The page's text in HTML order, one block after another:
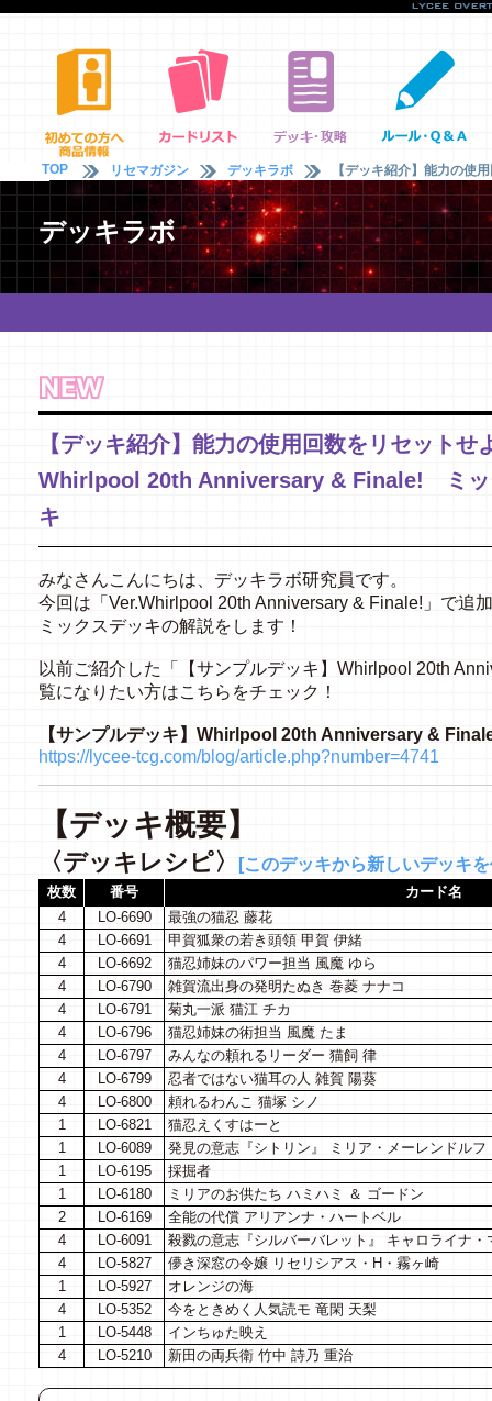
TOP リセマガジン デッキラボ 【デッキ紹介】能力の
デッキラボ
【デッキ紹介】能力の使用回数をリセット
Whirlpool 20th Anniversary & Finale! ミッ
キ
みなさんこんにちは、デッキラボ研究員です。
今回は「Ver.Whirlpool 20th Anniversary & Finale!」で追
ミックスデッキの解説をします！
以前ご紹介した「【サンプルデッキ】Whirlpool 20th
覧になりたい方はこちらをチェック！
【サンプルデッキ】Whirlpool 20th Anniversary &
https://lycee-tcg.com/blog/article.php?number=4741
【デッキ概要】
〈デッキレシピ〉 [このデッキから新しいデッキ
枚数 番号
カード名
4
LO-6690
最強の猫忍 藤花
4
LO-6691
甲賀狐衆の若き頭領 甲賀 伊緒
4
LO-6692
猫忍姉妹のパワー担当 風魔 ゆら
4
LO-6790
雑賀流出身の発明たぬき 巻菱 ナナコ
4
LO-6791
菊丸一派 猫江 チカ
4
LO-6796
猫忍姉妹の術担当 風魔 たま
4
LO-6797
みんなの頼れるリーダー 猫飼 律
4
LO-6799
忍者ではない猫耳の人 雑賀 陽葵
4
LO-6800
頼れるわんこ 猫塚 シノ
1
LO-6821
猫忍えくすはーと
1
LO-6089
発見の意志『シトリン』 ミリア・メーレンドルフ
1
LO-6195
採掘者
1
LO-6180
ミリアのお供たち ハミハミ ＆ ゴードン
2
LO-6169
全能の代償 アリアンナ・ハートベル
4
LO-6091
殺戮の意志『シルバーバレット』 キャロライナ・
4
LO-5827
儚き深窓の令嬢 リセリシアス・H・霧ヶ崎
1
LO-5927
オレンジの海
4
LO-5352
今をときめく人気読モ 竜閑 天梨
1
LO-5448
インちゅた映え
4
LO-5210 新田の両兵衛 竹中 詩乃 重治